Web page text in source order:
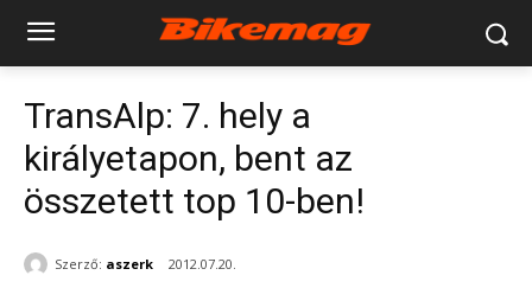
TransAlp: 7. hely a
királyetapon, bent az
összetett top 10-ben!
Szerző: aszerk 2012.07.20.